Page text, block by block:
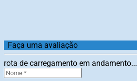
Faça uma avaliação
rota de carregamento em andamento...